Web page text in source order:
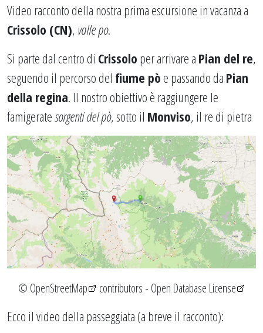
Video racconto della nostra prima escursione in vacanza a
Crissolo (CN), valle po.
Si parte dal centro di Crissolo per arrivare a Pian del re,
seguendo il percorso del fiume pò e passando da Pian
della regina. Il nostro obiettivo è raggiungere le
famigeratesorgenti del pò, sotto il Monviso, il re di pietra
© OpenStreetMap contributors - Open Database License
Ecco il video della passeggiata (a breve il racconto):